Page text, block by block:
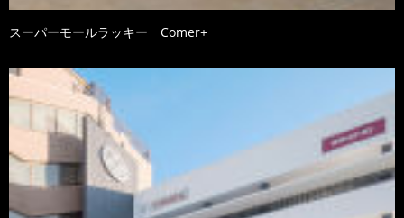
スーパーモールラッキー Comer+